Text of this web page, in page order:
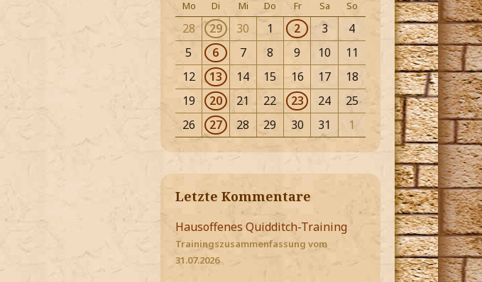
Mo Di Mi Do Fr Sa So
28 29 30 1 2 3
4
5
6 7 8 9 10
11
12
13 14 15 16 17
18
19
20 21 22 23 24
25
26
27 28 29 30 31 1
Letzte Kommentare
Hausoffenes Quidditch-Training
Trainingszusammenfassung vom
31.07.2026